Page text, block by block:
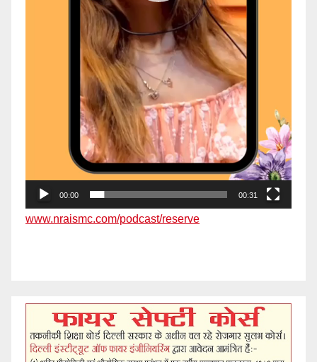
00:00 00:31
www.nraismc.com/podcast/reserve